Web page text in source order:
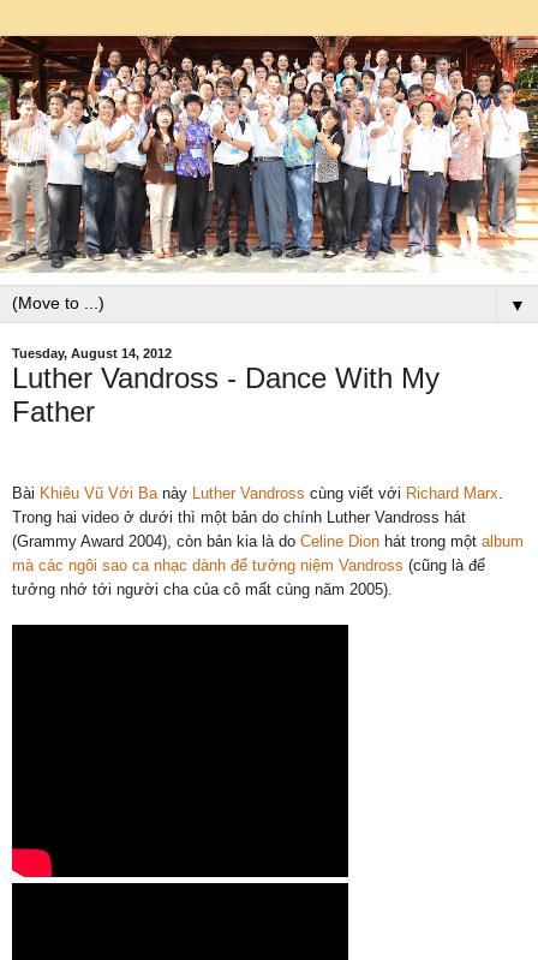
▼
Tuesday, August 14, 2012
Luther Vandross - Dance With My
Father
Bài Khiêu Vũ Với Banày Luther Vandross cùng viết với Richard Marx.
Trong hai video ở dưới thì một bản do chính Luther Vandross hát
(Grammy Award 2004), còn bản kia là do Celine Dion hát trong một album
mà các ngôi sao ca nhạc dành để tưởng niệm Vandross (cũng là để
tưởng nhớ tới người cha của cô mất cùng năm 2005).